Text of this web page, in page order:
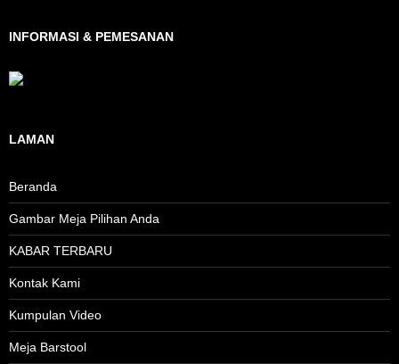
INFORMASI & PEMESANAN
LAMAN
Beranda
Gambar Meja Pilihan Anda
KABAR TERBARU
Kontak Kami
Kumpulan Video
Meja Barstool